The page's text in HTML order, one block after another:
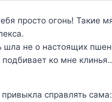
просто огонь! Такие
шла не о настоящих
ко мне
справлять